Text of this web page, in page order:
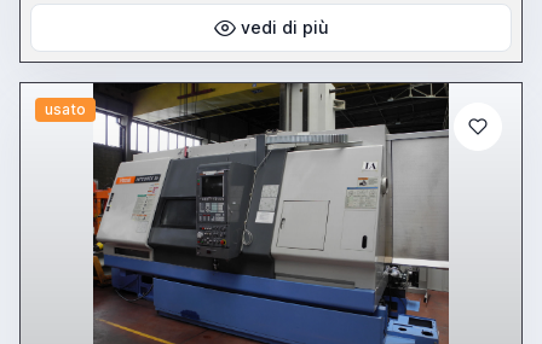
vedi di più
usato